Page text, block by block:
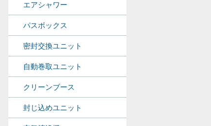
エアシャワー
パスボックス
密封交換ユニット
自動巻取ユニット
クリーンブース
封じ込めユニット